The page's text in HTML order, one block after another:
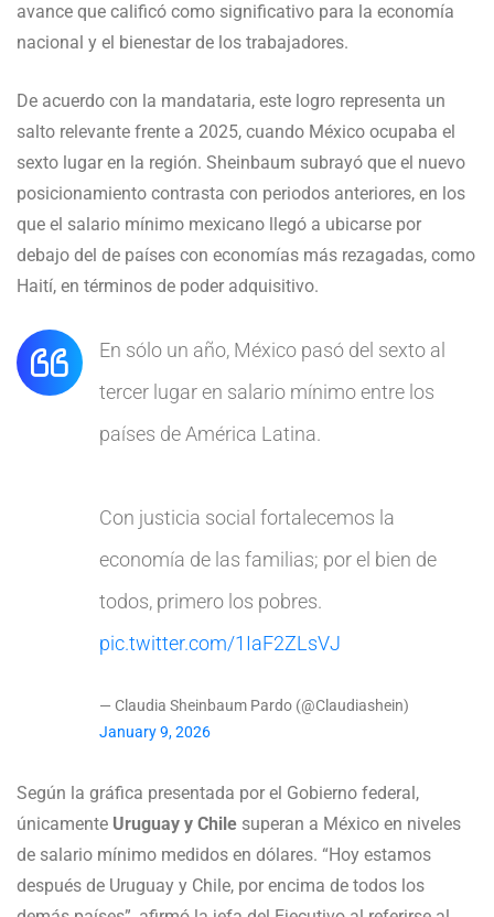
avance que calificó como significativo para la economía
nacional y el bienestar de los trabajadores.
De acuerdo con la mandataria, este logro representa un
salto relevante frente a 2025, cuando México ocupaba el
sexto lugar en la región. Sheinbaum subrayó que el nuevo
posicionamiento contrasta con periodos anteriores, en los
que el salario mínimo mexicano llegó a ubicarse por
debajo del de países con economías más rezagadas, como
Haití, en términos de poder adquisitivo.
En sólo un año, México pasó del sexto al
tercer lugar en salario mínimo entre los
países de América Latina.
Con justicia social fortalecemos la
economía de las familias; por el bien de
todos, primero los pobres.
pic.twitter.com/1IaF2ZLsVJ
— Claudia Sheinbaum Pardo (@Claudiashein)
January 9, 2026
Según la gráfica presentada por el Gobierno federal,
únicamente Uruguay y Chile superan a México en niveles
de salario mínimo medidos en dólares. “Hoy estamos
después de Uruguay y Chile, por encima de todos los